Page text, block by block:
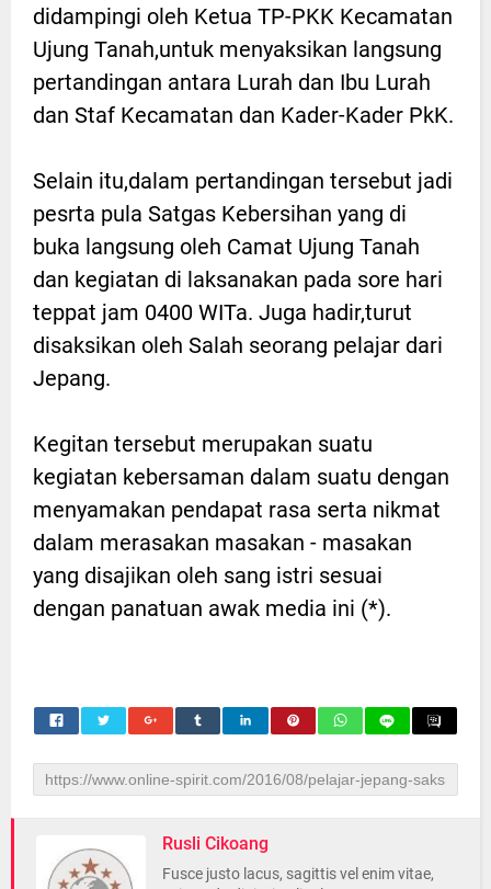
didampingi oleh Ketua TP-PKK Kecamatan
Ujung Tanah,untuk menyaksikan langsung
pertandingan antara Lurah dan Ibu Lurah
dan Staf Kecamatan dan Kader-Kader PkK.
Selain itu,dalam pertandingan tersebut jadi
pesrta pula Satgas Kebersihan yang di
buka langsung oleh Camat Ujung Tanah
dan kegiatan di laksanakan pada sore hari
teppat jam 0400 WITa. Juga hadir,turut
disaksikan oleh Salah seorang pelajar dari
Jepang.
Kegitan tersebut merupakan suatu
kegiatan kebersaman dalam suatu dengan
menyamakan pendapat rasa serta nikmat
dalam merasakan masakan - masakan
yang disajikan oleh sang istri sesuai
dengan panatuan awak media ini (*).
Rusli Cikoang
Fusce justo lacus, sagittis vel enim vitae,